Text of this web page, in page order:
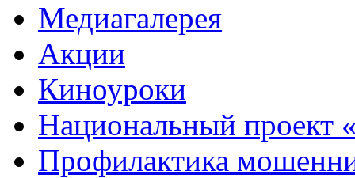
Медиагалерея
Акции
Киноуроки
Национальный проект
Профилактика